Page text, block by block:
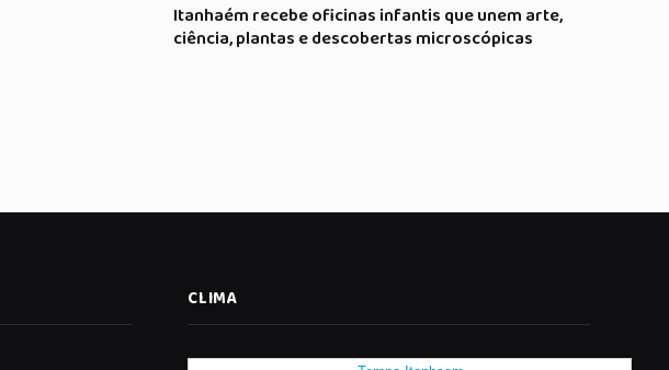
Itanhaém recebe oficinas infantis que unem arte,
ciência, plantas e descobertas microscópicas
CLIMA